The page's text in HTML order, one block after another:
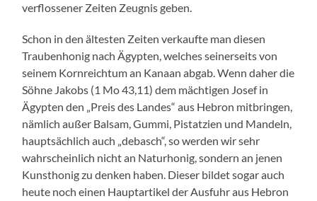
verflossener Zeiten Zeugnis geben.
Schon in den ältesten Zeiten verkaufte man diesen
Traubenhonig nach Ägypten, welches seinerseits von
seinem Kornreichtum an Kanaan abgab. Wenn daher die
Söhne Jakobs (1 Mo 43,11) dem mächtigen Josef in
Ägypten den „Preis des Landes“ aus Hebron mitbringen,
nämlich außer Balsam, Gummi, Pistatzien und Mandeln,
hauptsächlich auch „debasch“, so werden wir sehr
wahrscheinlich nicht an Naturhonig, sondern an jenen
Kunsthonig zu denken haben. Dieser bildet sogar auch
heute noch einen Hauptartikel der Ausfuhr aus Hebron